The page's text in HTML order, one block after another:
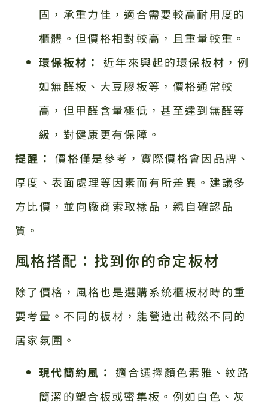
固，承重力佳，適合需要較高耐用度的
櫃體。但價格相對較高，且重量較重。
環保板材：
近年來興起的環保板材，例
如無醛板、大豆膠板等，價格通常較
高，但甲醛含量極低，甚至達到無醛等
級，對健康更有保障。
提醒： 價格僅是參考，實際價格會因品牌、
厚度、表面處理等因素而有所差異。建議多
方比價，並向廠商索取樣品，親自確認品
質。
風格搭配：找到你的命定板材
除了價格，風格也是選購系統櫃板材時的重
要考量。不同的板材，能營造出截然不同的
居家氛圍。
現代簡約風： 適合選擇顏色素雅、紋路
簡潔的塑合板或密集板。例如白色、灰